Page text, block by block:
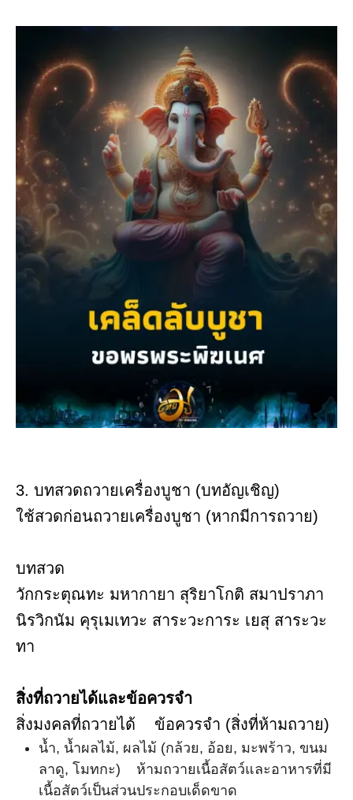
3. บทสวดถวายเครื่องบูชา (บทอัญเชิญ)
ใช้สวดก่อนถวายเครื่องบูชา (หากมีการถวาย)
บทสวด
วักกระตุณทะ มหากายา สุริยาโกติ สมาปราภา
นิรวิกนัม คุรุเมเทวะ สาระวะการะ เยสุ สาระวะ
ทา
สิ่งที่ถวายได้และข้อควรจำ
สิ่งมงคลที่ถวายได้ ข้อควรจำ (สิ่งที่ห้ามถวาย)
น้ำ, น้ำผลไม้, ผลไม้ (กล้วย, อ้อย, มะพร้าว, ขนม
ลาดู, โมทกะ) ห้ามถวายเนื้อสัตว์และอาหารที่มี
เนื้อสัตว์เป็นส่วนประกอบเด็ดขาด